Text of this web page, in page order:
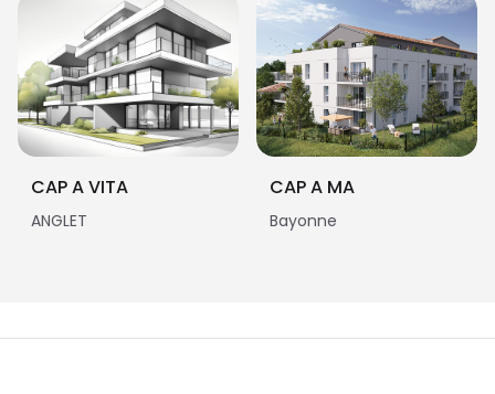
CAP A VITA
ANGLET
CAP A MA
Bayonne